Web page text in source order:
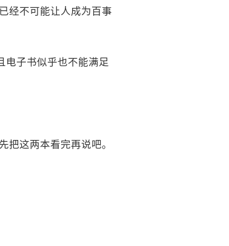
经不可能让人成为百事
电子书似乎也不能满足
这两本看完再说吧。